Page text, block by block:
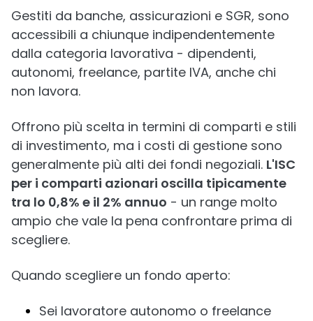
Gestiti da banche, assicurazioni e SGR, sono
accessibili a chiunque indipendentemente
dalla categoria lavorativa - dipendenti,
autonomi, freelance, partite IVA, anche chi
non lavora.
Offrono più scelta in termini di comparti e stili
di investimento, ma i costi di gestione sono
generalmente più alti dei fondi negoziali. L'ISC
per i comparti azionari oscilla tipicamente
tra lo 0,8% e il 2% annuo - un range molto
ampio che vale la pena confrontare prima di
scegliere.
Quando scegliere un fondo aperto:
Sei lavoratore autonomo o freelance